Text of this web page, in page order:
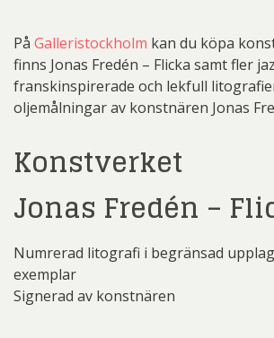
På Galleristockholm kan du köpa
finns Jonas Fredén – Flicka samt fler
franskinspirerade och lekfull
oljemålningar av konstnären Jonas
Konstverket
Jonas Fredén –
Numrerad litografi i begränsad
exemplar
Signerad av konstnären